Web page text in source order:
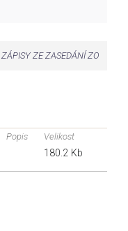
ZÁPISY ZE ZASEDÁNÍ ZO
Popis Velikost
180.2 Kb